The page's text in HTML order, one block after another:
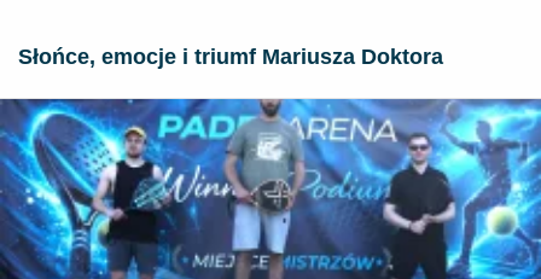
Słońce, emocje i triumf Mariusza Doktora